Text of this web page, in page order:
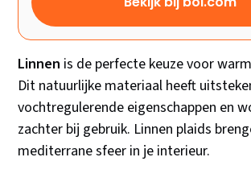
Linnen is de perfecte keuze voor
Dit natuurlijke materiaal heeft
vochtregulerende eigenschappen en
zachter bij gebruik. Linnen plaids
mediterrane sfeer in je interieur.